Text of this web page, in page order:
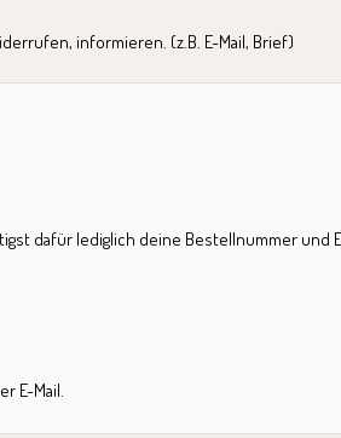
informieren. (z.B. E-Mail, Brief)
dafür lediglich deine Bestellnummer und
E-Mail.